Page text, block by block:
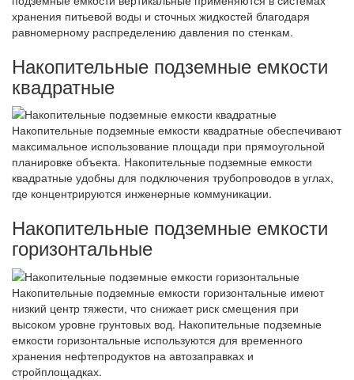
хранения питьевой воды и сточных жидкостей благодаря
равномерному распределению давления по стенкам.
Накопительные подземные емкости
квадратные
Накопительные подземные емкости квадратные обеспечивают
максимальное использование площади при прямоугольной
планировке объекта. Накопительные подземные емкости
квадратные удобны для подключения трубопроводов в углах,
где концентрируются инженерные коммуникации.
Накопительные подземные емкости
горизонтальные
Накопительные подземные емкости горизонтальные имеют
низкий центр тяжести, что снижает риск смещения при
высоком уровне грунтовых вод. Накопительные подземные
емкости горизонтальные используются для временного
хранения нефтепродуктов на автозаправках и
стройплощадках.